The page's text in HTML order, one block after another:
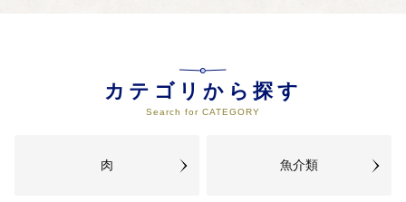
みんなの命と暮らしを守るまちづ
くりに関する事業
カテゴリから探す
Search for CATEGORY
肉 魚介類